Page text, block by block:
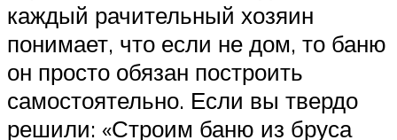
каждый рачительный хозяин
понимает, что если не дом, то баню
он просто обязан построить
самостоятельно. Если вы твердо
решили: «Строим баню из бруса